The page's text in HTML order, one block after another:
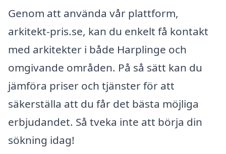
Genom att använda vår plattform,
arkitekt-pris.se, kan du enkelt få kontakt
med arkitekter i både Harplinge och
omgivande områden. På så sätt kan du
jämföra priser och tjänster för att
säkerställa att du får det bästa möjliga
erbjudandet. Så tveka inte att börja din
sökning idag!